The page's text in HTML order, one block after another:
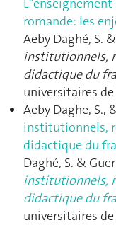
romande: les
Aeby Daghé, S.
institutionnels,
didactique du
universitaires
Aeby Daghe, S.,
institutionnels,
didactique du
Daghé, S. &
institutionnels,
didactique du
universitaires